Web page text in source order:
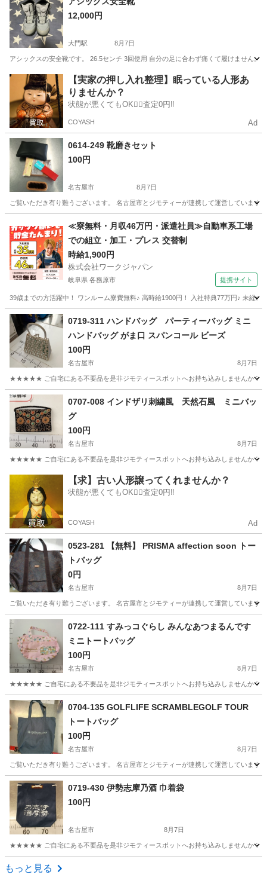
12,000円
大門駅 8月7日
アシックスの安全靴です。 26.5センチ 3回使用 自分の足に合わず痛くて履けません
愛知 岡崎市 大門駅 靴
【実家の押し入れ整理】眠っている人形あ
りませんか？
状態が悪くてもOK🙆‍♀️査定0円‼️
COYASH Ad
0614-249 靴磨きセット
100円
名古屋市 8月7日
ご覧いただき有り難うございます。 名古屋市とジモティーが連携して運営してい
靴 リユース
≪寮無料・月収46万円・派遣社員≫自動車系工場
での組立・加工・プレス 交替制
時給1,900円
株式会社ワークジャパン
岐阜県 各務原市 提携サイト
39歳までの方活躍中！ ワンルーム寮費無料♪ 高時給1900円！ 入社特典77万円♪ 未経
岐阜 各務原市 0719-311 ハンドバッグ パーティーバッグ ミニ
ハンドバッグ がま口 スパンコール ビーズ
100円
名古屋市 8月7日
★★★★★ ご自宅にある不要品を是非ジモティースポットへお持ち込みしませんか？
愛知 名古屋市 現地
0707-008 インドザリ刺繍風 天然石風 ミニバッ
グ
100円
名古屋市 8月7日
★★★★★ ご自宅にある不要品を是非ジモティースポットへお持ち込みしませんか？
バッグ 現地
【求】古い人形譲ってくれませんか？
状態が悪くてもOK🙆‍♀️査定0円‼️
COYASH Ad
0523-281 【無料】 PRISMA affection soon トー
トバッグ
0円
名古屋市 8月7日
ご覧いただき有り難うございます。 名古屋市とジモティーが連携して運営してい
愛知 名古屋市 リユース
0722-111 すみっコぐらし みんなあつまるんです
ミニトートバッグ
100円
名古屋市 8月7日
★★★★★ ご自宅にある不要品を是非ジモティースポットへお持ち込みしませんか？
愛知 名古屋市 0704-135 GOLFLIFE SCRAMBLEGOLF TOUR
トートバッグ
100円
名古屋市 8月7日
ご覧いただき有り難うございます。 名古屋市とジモティーが連携して運営してい
愛知 名古屋市 リユース
0719-430 伊勢志摩乃酒 巾着袋
100円
名古屋市 8月7日
★★★★★ ご自宅にある不要品を是非ジモティースポットへお持ち込みしませんか？
愛知 名古屋市
もっと見る